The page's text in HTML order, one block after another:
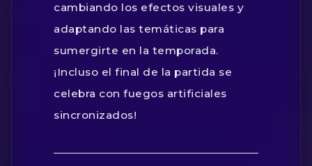
cambiando los efectos visuales y
adaptando las temáticas para
sumergirte en la temporada.
¡Incluso el final de la partida se
celebra con fuegos artificiales
sincronizados!